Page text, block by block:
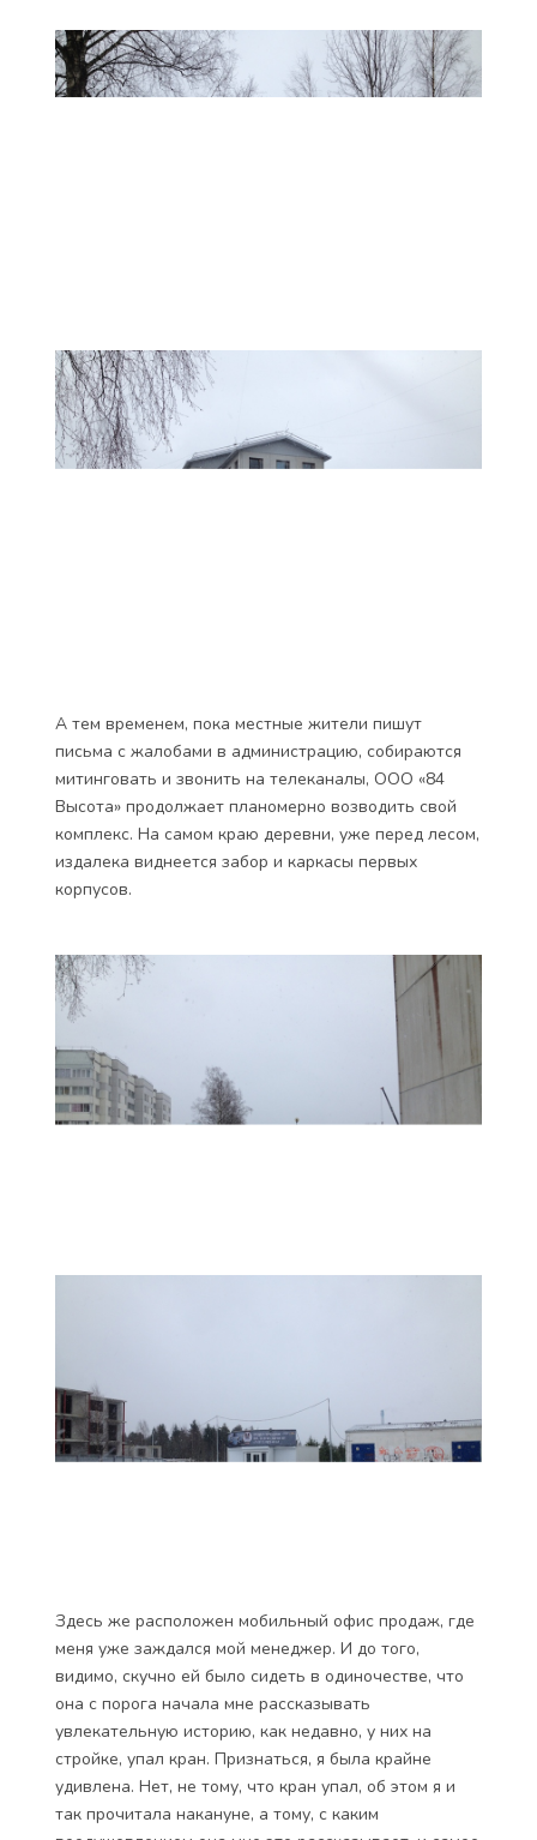
А тем временем, пока местные жители пишут
письма с жалобами в администрацию, собираются
митинговать и звонить на телеканалы, ООО «84
Высота» продолжает планомерно возводить свой
комплекс. На самом краю деревни, уже перед лесом,
издалека виднеется забор и каркасы первых
корпусов.
Здесь же расположен мобильный офис продаж, где
меня уже заждался мой менеджер. И до того,
видимо, скучно ей было сидеть в одиночестве, что
она с порога начала мне рассказывать
увлекательную историю, как недавно, у них на
стройке, упал кран. Признаться, я была крайне
удивлена. Нет, не тому, что кран упал, об этом я и
так прочитала накануне, а тому, с каким